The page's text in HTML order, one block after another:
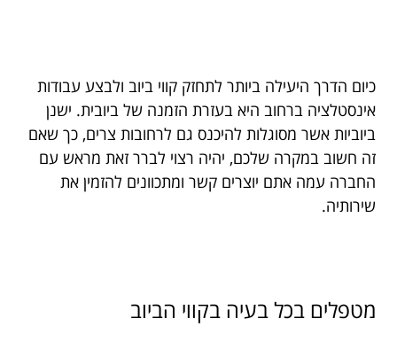
כיום הדרך היעילה ביותר לתחזק קווי ביוב ולבצע עבודות
אינסטלציה ברחוב היא בעזרת הזמנה של ביובית. ישנן
ביוביות אשר מסוגלות להיכנס גם לרחובות צרים, כך שאם
זה חשוב במקרה שלכם, יהיה רצוי לברר זאת מראש עם
החברה עמה אתם יוצרים קשר ומתכוונים להזמין את
שירותיה.
מטפלים בכלבעיה בקווי הביוב